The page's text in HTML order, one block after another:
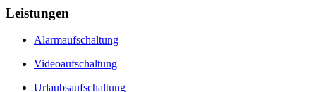
Leistungen
Alarmaufschaltung
Videoaufschaltung
Urlaubsaufschaltung